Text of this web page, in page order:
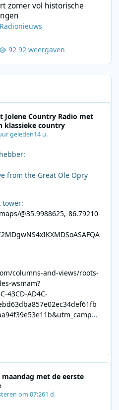
zomer vol historische
Radionieuws
92 weergaven
Jolene Country Radio met
klassieke country
geleden14 u.
from the Great Ole Opry
tower:
@35.9988625,-86.79210
columns-and-views/roots-
wsmam?
43CD-AD4C-
maandag met de eerste
om 07:261 d.